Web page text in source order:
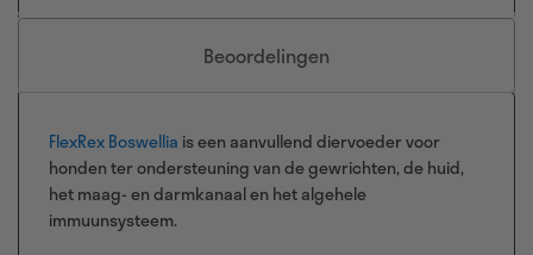
Beoordelingen
FlexRex Boswellia is een aanvullend diervoeder voor
honden ter ondersteuning van de gewrichten, de huid,
het maag- en darmkanaal en het algehele
immuunsysteem.